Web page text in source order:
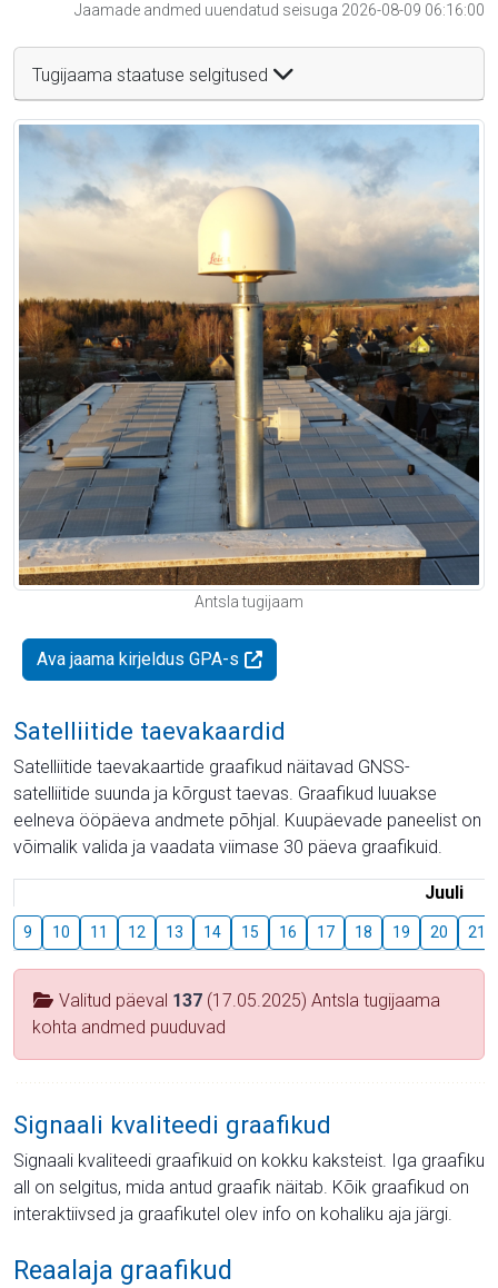
Jaamade andmed uuendatud seisuga 2026-08-09 06:16:00
Tugijaama staatuse selgitused
Antsla tugijaam
Ava jaama kirjeldus GPA-s
Satelliitide taevakaardid
Satelliitide taevakaartide graafikud näitavad GNSS-
satelliitide suunda ja kõrgust taevas. Graafikud luuakse
eelneva ööpäeva andmete põhjal. Kuupäevade paneelist on
võimalik valida ja vaadata viimase 30 päeva graafikuid.
Juuli
9 10 11 12 13 14 15 16 17 18 19 20 21
Valitud päeval 137 (17.05.2025) Antsla tugijaama
kohta andmed puuduvad
Signaali kvaliteedi graafikud
Signaali kvaliteedi graafikuid on kokku kaksteist. Iga graafiku
all on selgitus, mida antud graafik näitab. Kõik graafikud on
interaktiivsed ja graafikutel olev info on kohaliku aja järgi.
Reaalaja graafikud